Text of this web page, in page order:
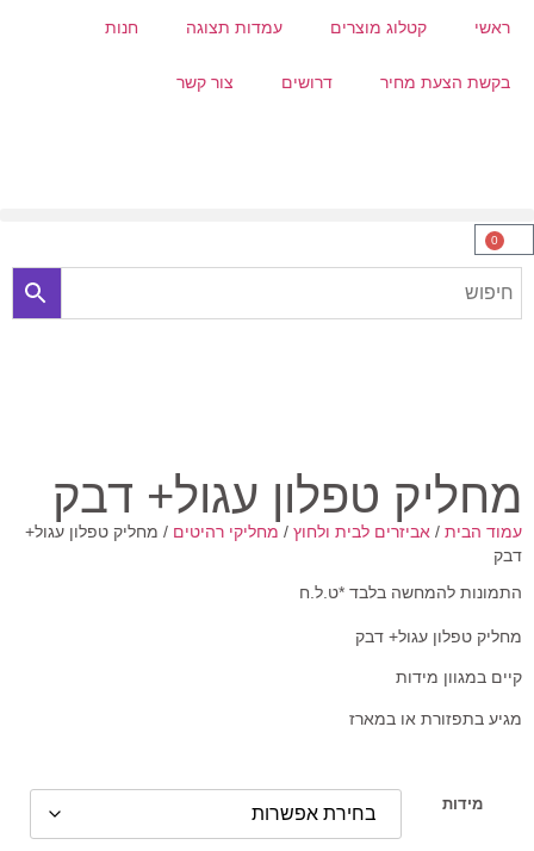
ראשי קטלוג מוצרים עמדות תצוגה חנות
בקשת הצעת מחיר דרושים צור קשר
0
מחליק טפלון עגול+ דבק
עמוד הבית/ אביזרים לבית ולחוץ/ מחליקי רהיטים/ מחליק טפלון עגול+
דבק
התמונות להמחשה בלבד *ט.ל.ח
מחליק טפלון עגול+ דבק
קיים במגוון מידות
מגיע בתפזורת או במארז
מידות